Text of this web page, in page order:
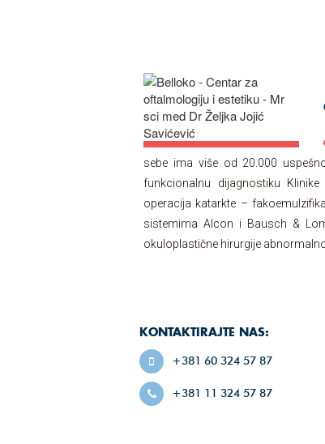
sebe ima više od 20.000
funkcionalnu dijagnostiku
operacija katarkte –
sistemima Alcon i Bausch &
okuloplastične hirurgije
KONTAKTIRAJTE NAS:
+381 60 324 57 87
+381 11 324 57 87